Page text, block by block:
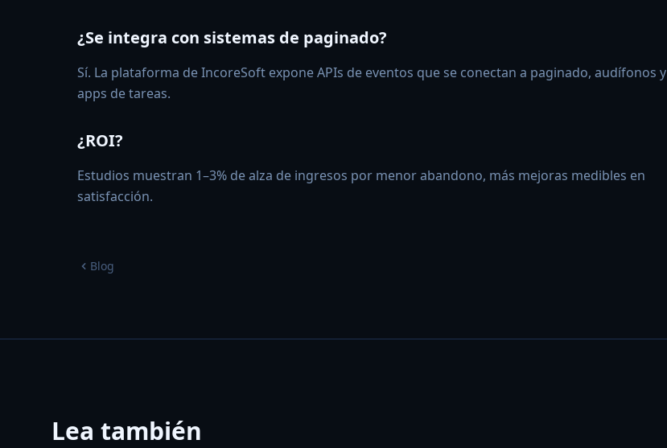
¿Se integra con sistemas de paginado?
Sí. La plataforma de IncoreSoft expone APIs de eventos que se conectan a paginado, audífonos y
apps de tareas.
¿ROI?
Estudios muestran 1–3% de alza de ingresos por menor abandono, más mejoras medibles en
satisfacción.
Blog
Lea también